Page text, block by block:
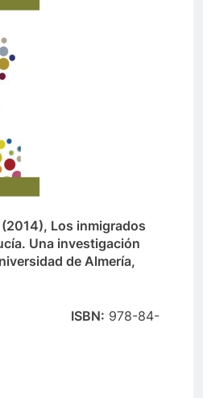
(2014), Los inmigrados
Una investigación
de Almería,
ISBN: 978-84-